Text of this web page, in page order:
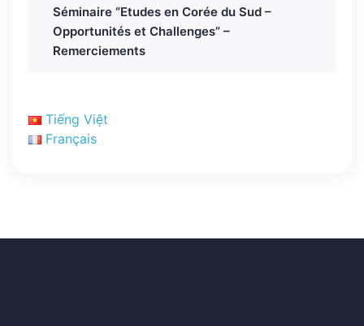
Séminaire “Etudes en Corée du Sud –
Opportunités et Challenges” –
Remerciements
Tiếng Việt
Français